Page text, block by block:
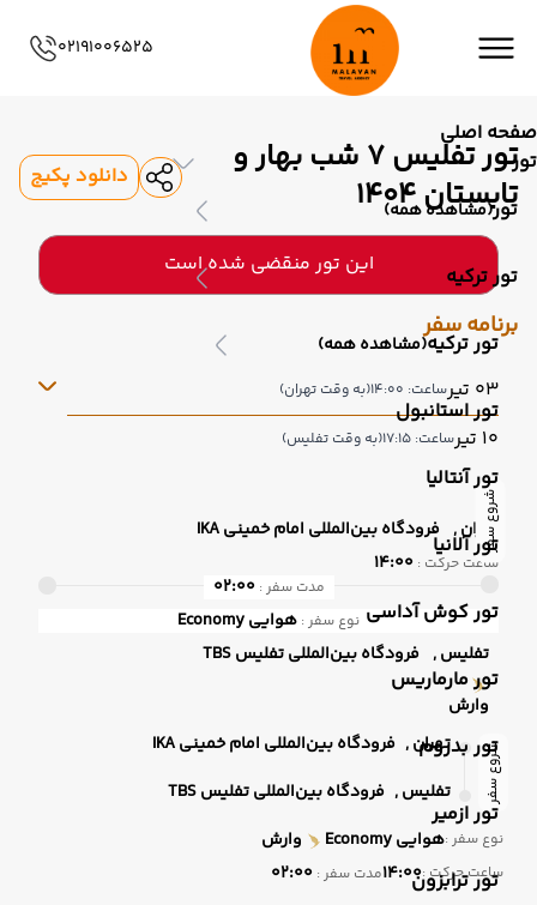
صفحه اصلی
تور
تور(مشاهده همه)
تور ترکیه
تور ترکیه(مشاهده همه)
تور استانبول
تور آنتالیا
تور آلانیا
تور کوش آداسی
تور مارماریس
تور بدروم
تور ازمیر
تور ترابزون
02191006525
تور تفلیس 7 شب بهار و
تابستان 1404
دانلود پکیج
این تور منقضی شده است
برنامه سفر
03 تیر ساعت: 14:00 (به وقت تهران)
10 تیر ساعت: 17:15 (به وقت تفلیس)
شروع سفر
تهران , فرودگاه بین‌المللی امام خمینی IKA
ساعت حرکت : 14:00
مدت سفر :02:00
نوع سفر : هوایی
تفلیس , فرودگاه بین‌المللی تفلیس TBS
وارش
شروع سفر تهران , فرودگاه بین‌المللی امام خمینی IKA
تفلیس , فرودگاه بین‌المللی تفلیس TBS
نوع سفر :هوایی وارش
ساعت حرکت :14:00مدت سفر : 02:00